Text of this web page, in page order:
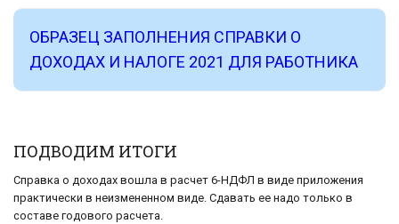
ОБРАЗЕЦ ЗАПОЛНЕНИЯ СПРАВКИ О
ДОХОДАХ И НАЛОГЕ 2021 ДЛЯ РАБОТНИКА
ПОДВОДИМ ИТОГИ
Справка о доходах вошла в расчет 6-НДФЛ в виде приложения
практически в неизмененном виде. Сдавать ее надо только в
составе годового расчета.